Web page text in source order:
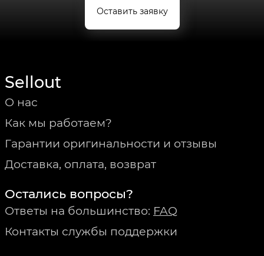
Оставить заявку
Sellout
О нас
Как мы работаем?
Гарантии оригинальности и отзывы
Доставка, оплата, возврат
Остались вопросы?
Ответы на большинство: FAQ
Контакты службы поддержки